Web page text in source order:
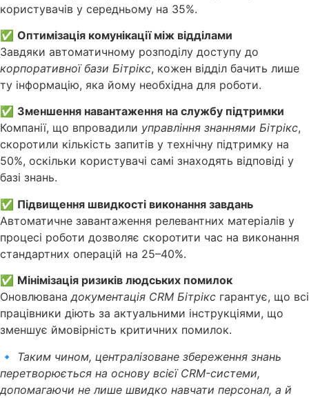
користувачів у середньому на 35%.
✅ Оптимізація комунікації між відділами
Завдяки автоматичному розподілу доступу до
корпоративної бази Бітрікс, кожен відділ бачить лише
ту інформацію, яка йому необхідна для роботи.
✅ Зменшення навантаження на службу підтримки
Компанії, що впровадили управління знаннями Бітрікс,
скоротили кількість запитів у технічну підтримку на
50%, оскільки користувачі самі знаходять відповіді у
базі знань.
✅ Підвищення швидкості виконання завдань
Автоматичне завантаження релевантних матеріалів у
процесі роботи дозволяє скоротити час на виконання
стандартних операцій на 25–40%.
✅ Мінімізація ризиків людських помилок
Оновлюванадокументація CRM Бітрікс гарантує, що всі
працівники діють за актуальними інструкціями, що
зменшує ймовірність критичних помилок.
🔹 Таким чином, централізоване збереження знань
перетворюється на основу всієї CRM-системи,
допомагаючи не лише швидко навчати персонал, а й